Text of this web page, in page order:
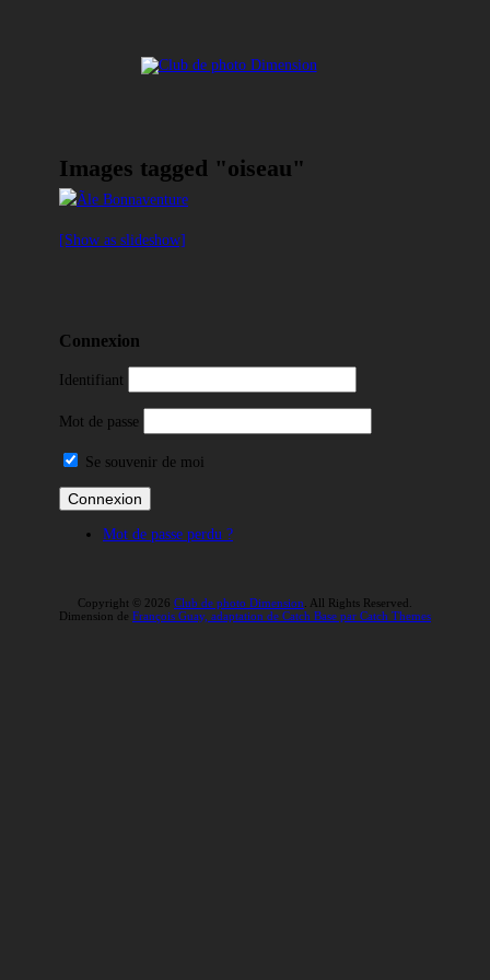
Club de photo
Images tagged "oiseau"
[Show as slideshow]
Connexion
Identifiant
Mot de passe
Se souvenir de moi
Mot de passe perdu ?
Copyright © 2026 Club de photo Dimension . All Rights Reserved.
Dimension de François Guay, adaptation de Catch Base par Catch Themes